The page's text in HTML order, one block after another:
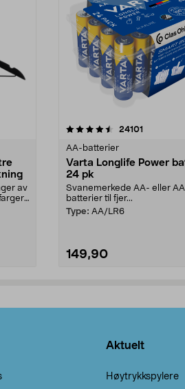
av
24101
AA-batterier
Varta Longlife Power
24 pk
Svanemerkede AA- eller
batterier til fjer...
Type: AA/LR6
149,90
4.5av 5 stjerner
Aktuelt
Høytrykkspylere